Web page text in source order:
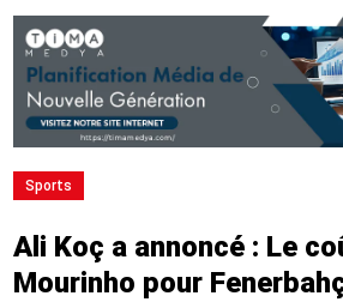
Sports
Ali Koç a annoncé : Le
Mourinho pour